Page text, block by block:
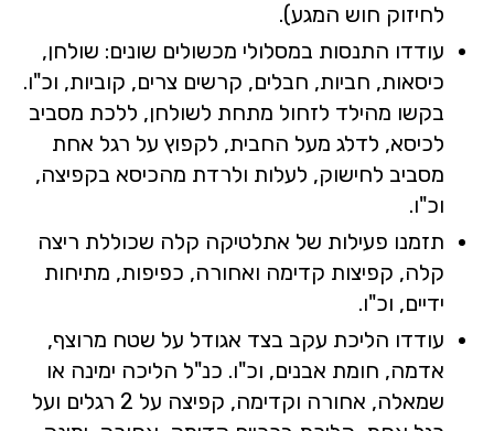
לחיזוק חוש המגע).
עודדו התנסות במסלולי מכשולים שונים: שולחן,
כיסאות, חביות, חבלים, קרשים צרים, קוביות, וכ"ו.
בקשו מהילד לזחול מתחת לשולחן, ללכת מסביב
לכיסא, לדלג מעל החבית, לקפוץ על רגל אחת
מסביב לחישוק, לעלות ולרדת מהכיסא בקפיצה,
וכ"ו.
תזמנו פעילות של אתלטיקה קלה שכוללת ריצה
קלה, קפיצות קדימה ואחורה, כפיפות, מתיחות
ידיים, וכ"ו.
עודדו הליכת עקב בצד אגודל על שטח מרוצף,
אדמה, חומת אבנים, וכ"ו. כנ"ל הליכה ימינה או
שמאלה, אחורה וקדימה, קפיצה על 2 רגלים ועל